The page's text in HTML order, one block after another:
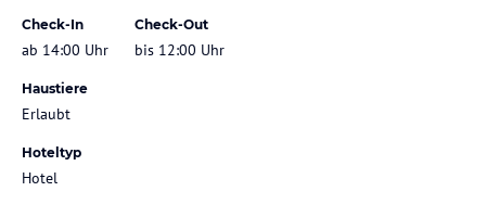
Check-In
ab 14:00 Uhr
Check-Out
bis 12:00 Uhr
Haustiere
Erlaubt
Hoteltyp
Hotel